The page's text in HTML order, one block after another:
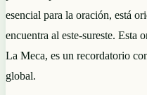
esencial para la oración, está
encuentra al este-sureste. Esta
La Meca, es un recordatorio
global.